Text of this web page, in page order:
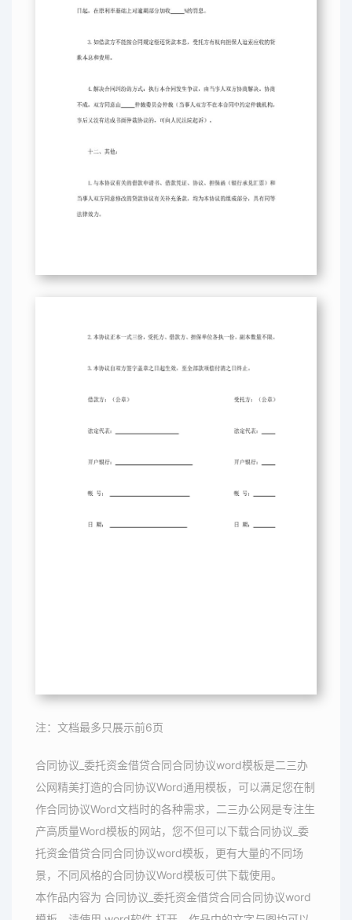
注：文档最多只展示前6页
合同协议_委托资金借贷合同合同协议word模板是二三办
公网精美打造的合同协议Word通用模板，可以满足您在制
作合同协议Word文档时的各种需求，二三办公网是专注生
产高质量Word模板的网站，您不但可以下载合同协议_委
托资金借贷合同合同协议word模板，更有大量的不同场
景，不同风格的合同协议Word模板可供下载使用。
本作品内容为 合同协议_委托资金借贷合同合同协议word